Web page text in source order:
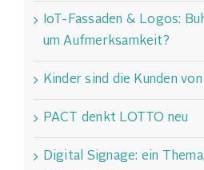
IoT-Fassaden & Logos:
um Aufmerksamkeit?
Kinder sind die Kunden
PACT denkt LOTTO neu
Digital Signage: ein